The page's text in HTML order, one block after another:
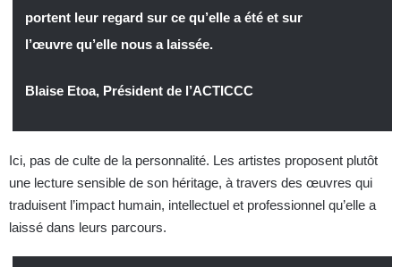
portent leur regard sur ce qu’elle a été et sur
l’œuvre qu’elle nous a laissée.
Blaise Etoa, Président de l’ACTICCC
Ici, pas de culte de la personnalité. Les artistes proposent plutôt
une lecture sensible de son héritage, à travers des œuvres qui
traduisent l’impact humain, intellectuel et professionnel qu’elle a
laissé dans leurs parcours.